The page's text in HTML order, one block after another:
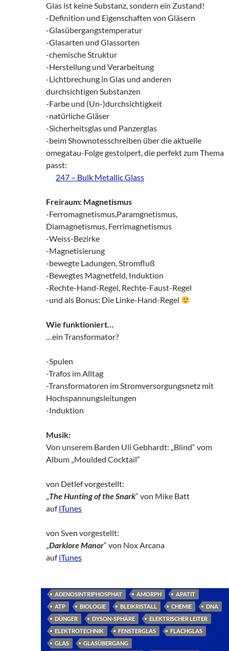
Glas ist keine Substanz, sondern ein Zustand!
-Definition und Eigenschaften von Gläsern
-Glasübergangstemperatur
-Glasarten und Glassorten
-chemische Struktur
-Herstellung und Verarbeitung
-Lichtbrechung in Glas und anderen
durchsichtigen Substanzen
-Farbe und (Un-)durchsichtigkeit
-natürliche Gläser
-Sicherheitsglas und Panzerglas
-beim Shownotesschreiben über die aktuelle
omegatau-Folge gestolpert, die perfekt zum Thema
passt:
247 – Bulk Metallic Glass
Freiraum: Magnetismus
-Ferromagnetismus,Paramgnetismus,
Diamagnetismus, Ferrimagnetismus
-Weiss-Bezirke
-Magnetisierung
-bewegte Ladungen, Stromfluß
-Bewegtes Magnetfeld, Induktion
-Rechte-Hand-Regel, Rechte-Faust-Regel
-und als Bonus: Die Linke-Hand-Regel
Wie funktioniert…
…ein Transformator?
-Spulen
-Trafos im Alltag
-Transformatoren im Stromversorgungsnetz mit
Hochspannungsleitungen
-Induktion
Musik:
Von unserem Barden Uli Gebhardt: „Blind“ vom
Album „Moulded Cocktail“
von Detlef vorgestellt:
„The Hunting of the Snark“ von Mike Batt
aufiTunes
von Sven vorgestellt:
„Darklore Manor“ von Nox Arcana
aufiTunes
ADENOSINTRIPHOSPHAT AMORPH
APATIT
ATP
BIOLOGIE BLEIKRISTALL CHEMIE
DNA
DÜNGER
DYSON-SPHÄRE
ELEKTRISCHER LEITER
ELEKTROTECHNIK
FENSTERGLAS
FLACHGLAS
GLAS
GLASÜBERGANG